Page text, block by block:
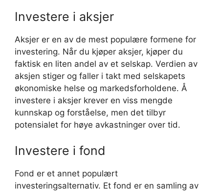
Investere i aksjer
Aksjer er en av de mest populære formene for
investering. Når du kjøper aksjer, kjøper du
faktisk en liten andel av et selskap. Verdien av
aksjen stiger og faller i takt med selskapets
økonomiske helse og markedsforholdene. Å
investere i aksjer krever en viss mengde
kunnskap og forståelse, men det tilbyr
potensialet for høye avkastninger over tid.
Investere i fond
Fond er et annet populært
investeringsalternativ. Et fond er en samling av